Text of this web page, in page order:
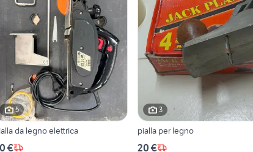
5
da legno elettrica
€
3
pialla per legno
20 €